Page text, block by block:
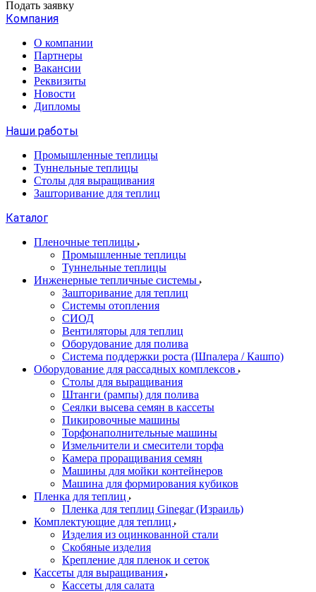
Подать заявку
Компания
О компании
Партнеры
Вакансии
Реквизиты
Новости
Дипломы
Наши работы
Промышленные теплицы
Туннельные теплицы
Столы для выращивания
Зашторивание для теплиц
Каталог
Пленочные теплицы
Промышленные теплицы
Туннельные теплицы
Инженерные тепличные системы
Зашторивание для теплиц
Системы отопления
СИОД
Вентиляторы для теплиц
Оборудование для полива
Система поддержки роста (Шпалера / Кашпо)
Оборудование для рассадных комплексов
Столы для выращивания
Штанги (рампы) для полива
Сеялки высева семян в кассеты
Пикировочные машины
Торфонаполнительные машины
Измельчители и смесители торфа
Камера проращивания семян
Машины для мойки контейнеров
Машина для формирования кубиков
Пленка для теплиц
Пленка для теплиц Ginegar (Израиль)
Комплектующие для теплиц
Изделия из оцинкованной стали
Скобяные изделия
Крепление для пленок и сеток
Кассеты для выращивания
Кассеты для салата